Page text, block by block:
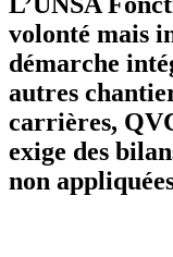
volonté mais
démarche
autres
carrières,
exige des
non